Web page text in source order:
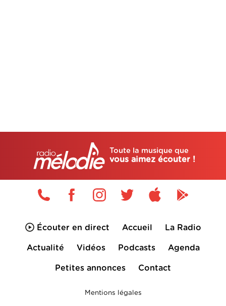
Toute la musique que
vous aimez écouter !
Écouter en direct Accueil La Radio
Actualité Vidéos Podcasts Agenda
Petites annonces Contact
Mentions légales